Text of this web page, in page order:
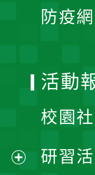
防疫
活動
校園
研習